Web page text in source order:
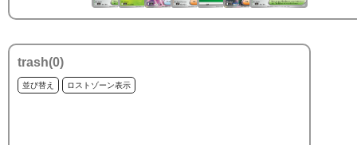
trash(0)
並び替え ロストゾーン表示